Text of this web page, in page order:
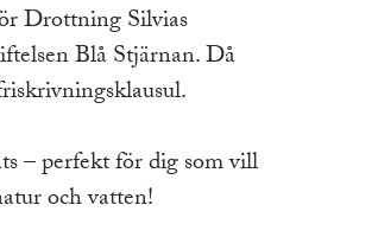
Drottning Silvias
Blå Stjärnan. Då
– perfekt för dig som vill
och vatten!